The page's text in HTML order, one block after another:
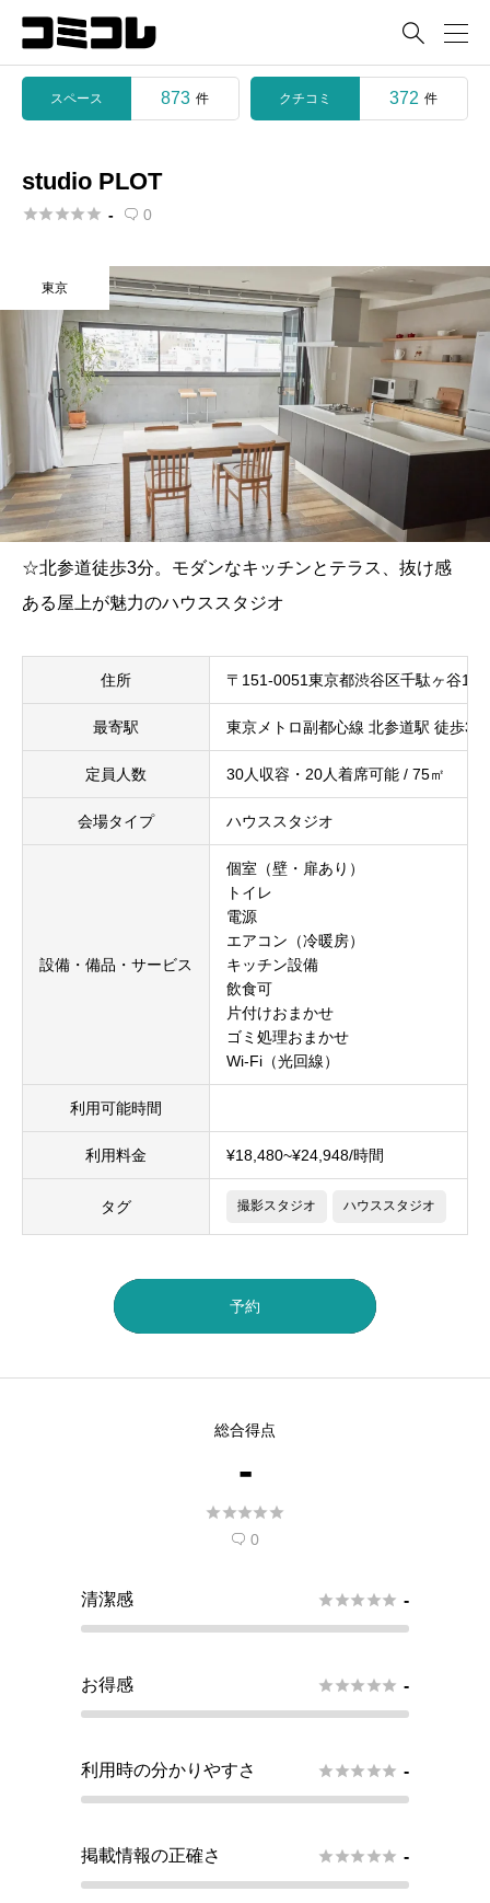

スペース 873 件 クチコミ 372 件
studio PLOT
 -  0
東京
☆北参道徒歩3分。モダンなキッチンとテラス、抜け感
ある屋上が魅力のハウススタジオ
住所 〒151-0051東京都渋谷区千駄ヶ谷1-
最寄駅 東京メトロ副都心線 北参道駅 徒歩3分
定員人数 30人収容・20人着席可能 / 75㎡
会場タイプ ハウススタジオ
設備・備品・サービス
個室（壁・扉あり）
トイレ
電源
エアコン（冷暖房）
キッチン設備
飲食可
片付けおまかせ
ゴミ処理おまかせ
Wi-Fi（光回線）
利用可能時間
利用料金 ¥18,480~¥24,948/時間
タグ 撮影スタジオ ハウススタジオ
予約
総合得点
-

 0
清潔感  -
お得感  -
利用時の分かりやすさ  -
掲載情報の正確さ  -